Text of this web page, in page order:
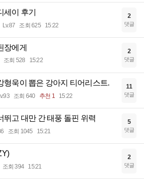
세이 후기
Lv.87 조회 625 15:22
2
댓글
장에게
조회 528 15:22
2
댓글
형욱이 뽑은 강아지 티어리스트.
조회 640 추천 1 15:22
11
댓글
뛰고 대만 간 태풍 돌핀 위력
조회 1045 15:21
5
댓글
조회 394 15:21
2
댓글